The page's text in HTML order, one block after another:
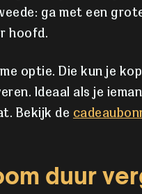
ga met een
hoofd.
optie. Die kun je
Ideaal als je
Bekijk de
duur